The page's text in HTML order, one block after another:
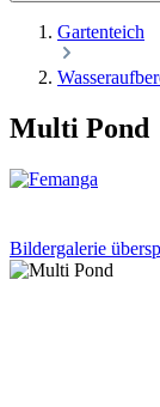
Gartenteich
Multi Pond
Bildergalerie